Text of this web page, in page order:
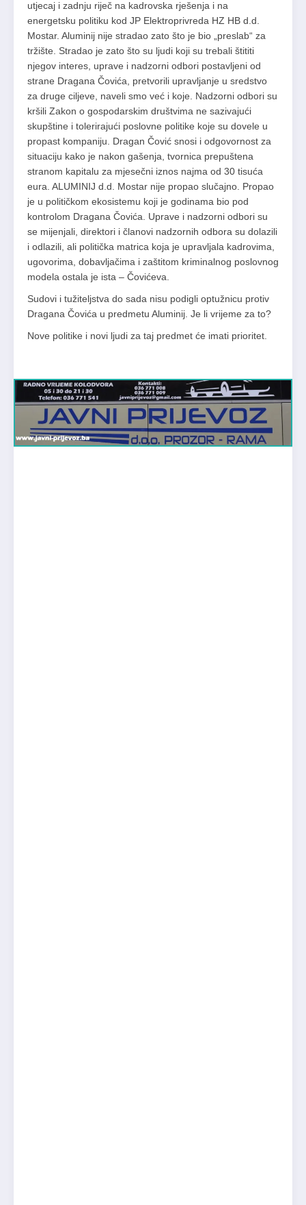
utjecaj i zadnju riječ na kadrovska rješenja i na
energetsku politiku kod JP Elektroprivreda HZ HB d.d.
Mostar. Aluminij nije stradao zato što je bio „preslab“ za
tržište. Stradao je zato što su ljudi koji su trebali štititi
njegov interes, uprave i nadzorni odbori postavljeni od
strane Dragana Čovića, pretvorili upravljanje u sredstvo
za druge ciljeve, naveli smo već i koje. Nadzorni odbori su
kršili Zakon o gospodarskim društvima ne sazivajući
skupštine i tolerirajući poslovne politike koje su dovele u
propast kompaniju. Dragan Čović snosi i odgovornost za
situaciju kako je nakon gašenja, tvornica prepuštena
stranom kapitalu za mjesečni iznos najma od 30 tisuća
eura. ALUMINIJ d.d. Mostar nije propao slučajno. Propao
je u političkom ekosistemu koji je godinama bio pod
kontrolom Dragana Čovića. Uprave i nadzorni odbori su
se mijenjali, direktori i članovi nadzornih odbora su dolazili
i odlazili, ali politička matrica koja je upravljala kadrovima,
ugovorima, dobavljačima i zaštitom kriminalnog poslovnog
modela ostala je ista – Čovićeva.
Sudovi i tužiteljstva do sada nisu podigli optužnicu protiv
Dragana Čovića u predmetu Aluminij. Je li vrijeme za to?
Nove politike i novi ljudi za taj predmet će imati prioritet.